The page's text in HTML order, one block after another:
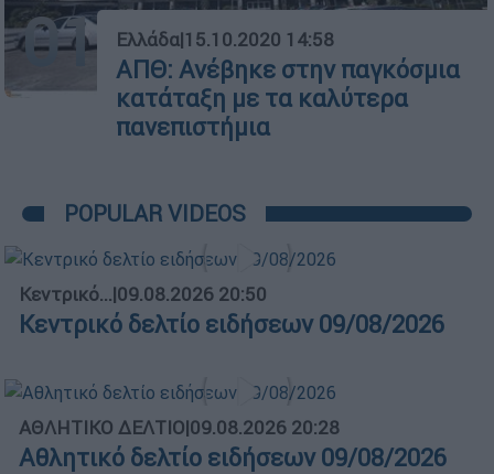
01 Ελλάδα|15.10.2020 14:58
ΑΠΘ: Ανέβηκε στην παγκόσμια
κατάταξη με τα καλύτερα
πανεπιστήμια
POPULAR VIDEOS
Κεντρικό...|09.08.2026 20:50
Κεντρικό δελτίο ειδήσεων 09/08/2026
ΑΘΛΗΤΙΚΟ ΔΕΛΤΙΟ|09.08.2026 20:28
Αθλητικό δελτίο ειδήσεων 09/08/2026